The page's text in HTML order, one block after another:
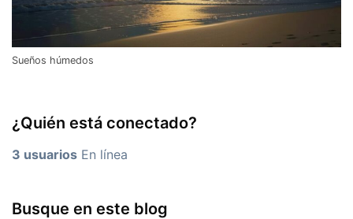
Sueños húmedos
¿Quién está conectado?
3 usuarios En línea
Busque en este blog